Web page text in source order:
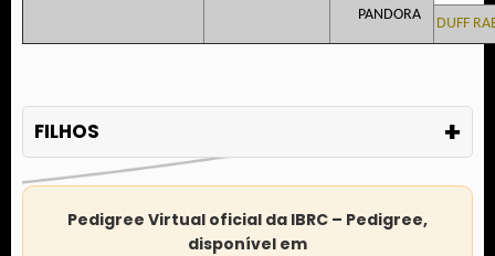
PANDORA
DUFF
FILHOS +
Pedigree Virtual oficial da IBRC – Pedigree,
disponível em